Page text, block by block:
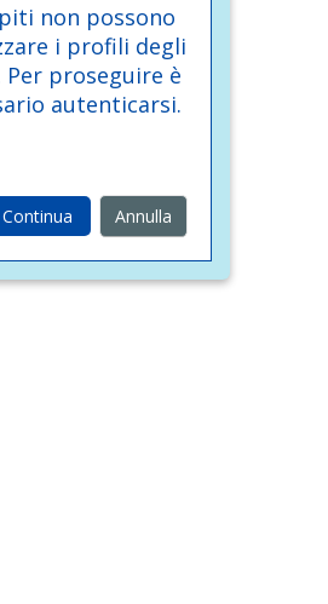
non possono
i profili degli
proseguire è
autenticarsi.
Continua Annulla